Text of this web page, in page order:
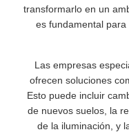
transformarlo en un
es fundamental
Las empresas
ofrecen soluciones
Esto puede incluir
de nuevos suelos, la
de la iluminación, y